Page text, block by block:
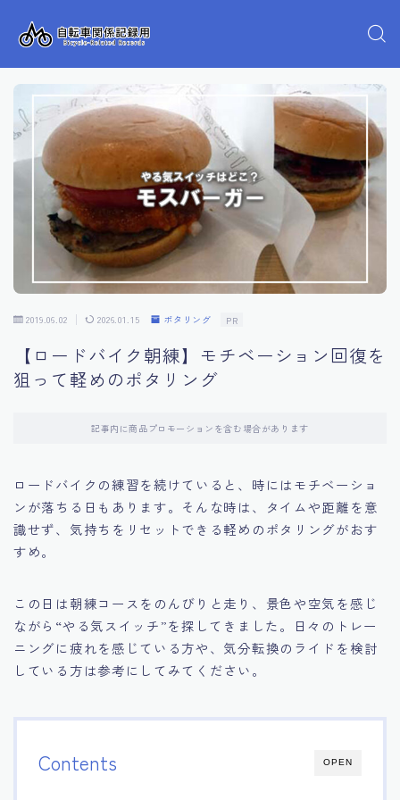
2019.06.02 2026.01.15 ポタリング PR
【ロードバイク朝練】モチベーション回復を
狙って軽めのポタリング
記事内に商品プロモーションを含む場合があります
ロードバイクの練習を続けていると、時にはモチベーショ
ンが落ちる日もあります。そんな時は、タイムや距離を意
識せず、気持ちをリセットできる軽めのポタリングがおす
すめ。
この日は朝練コースをのんびりと走り、景色や空気を感じ
ながら“やる気スイッチ”を探してきました。日々のトレー
ニングに疲れを感じている方や、気分転換のライドを検討
している方は参考にしてみてください。
OPEN
Contents